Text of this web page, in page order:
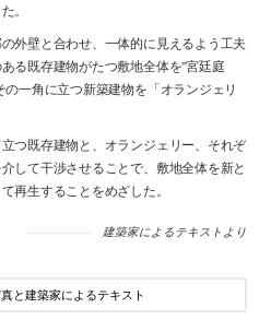
。
外壁と合わせ、一体的に見えるよう工夫
る既存建物がたつ敷地全体を”宮廷庭
一角に立つ新築建物を「オランジェリ
つ既存建物と、オランジェリー、それぞ
して干渉させることで、敷地全体を新と
再生することをめざした。
建築家によるテキストより
と建築家によるテキスト